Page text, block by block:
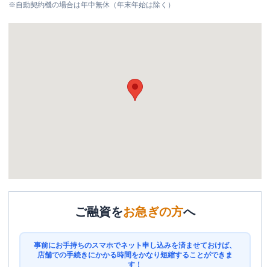
※自動契約機の場合は年中無休（年末年始は除く）
ご融資をお急ぎの方へ
事前にお手持ちのスマホでネット申し込みを済ませておけば、
店舗での手続きにかかる時間をかなり短縮することができま
す！